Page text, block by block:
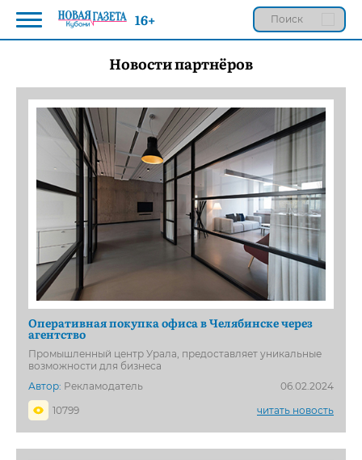
Новости партнёров
Оперативная покупка офиса в Челябинске через
агентство
Промышленный центр Урала, предоставляет уникальные
возможности для бизнеса
Автор: Рекламодатель
06.02.2024
10799
читать новость
16+